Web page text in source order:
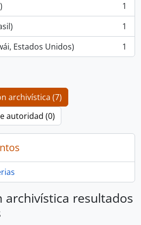
1
1
Estados Unidos)
1
archivística (7)
autoridad (0)
archivística resultados